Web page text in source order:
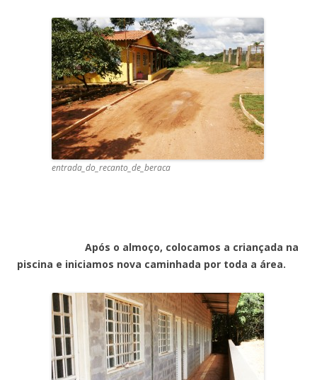
entrada_do_recanto_de_beraca
Após o almoço, colocamos a criançada na
piscina e iniciamos nova caminhada por toda a área.